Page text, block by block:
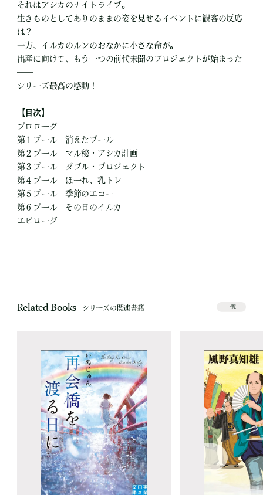
それはアシカのナイトライブ。
生きものとしてありのままの姿を見せるイベントに観客の反応
は？
一方、イルカのルンのおなかに小さな命が。
出産に向けて、もう一つの前代未聞のプロジェクトが始まった
――
シリーズ最高の感動！
【目次】
プロローグ
第１プール 消えたプール
第２プール マル秘・アシカ計画
第３プール ダブル・プロジェクト
第４プール ほーれ、乳トレ
第５プール 季節のエコー
第６プール その日のイルカ
エピローグ
Related Books シリーズの関連書籍 一覧